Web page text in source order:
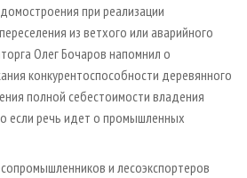
при реализации
из ветхого или аварийного
Олег Бочаров напомнил о
конкурентоспособности деревянного
полной себестоимости владения
если речь идет о промышленных
и лесоэкспортеров